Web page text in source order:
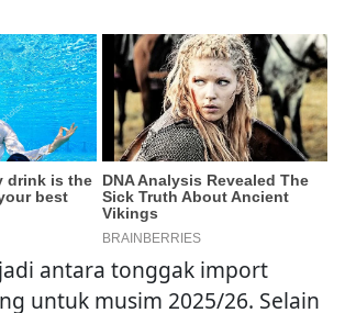
antara tonggak import
untuk musim 2025/26. Selain